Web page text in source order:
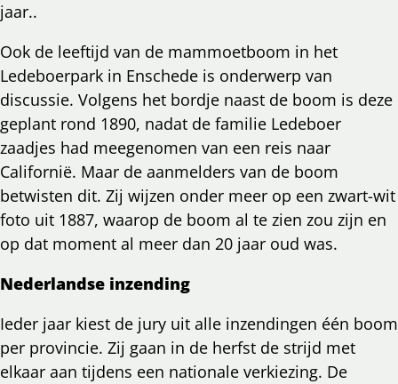
jaar..
Ook de leeftijd van de mammoetboom in het
Ledeboerpark in Enschede is onderwerp van
discussie. Volgens het bordje naast de boom is deze
geplant rond 1890, nadat de familie Ledeboer
zaadjes had meegenomen van een reis naar
Californië. Maar de aanmelders van de boom
betwisten dit. Zij wijzen onder meer op een zwart-wit
foto uit 1887, waarop de boom al te zien zou zijn en
op dat moment al meer dan 20 jaar oud was.
Nederlandse inzending
Ieder jaar kiest de jury uit alle inzendingen één boom
per provincie. Zij gaan in de herfst de strijd met
elkaar aan tijdens een nationale verkiezing. De